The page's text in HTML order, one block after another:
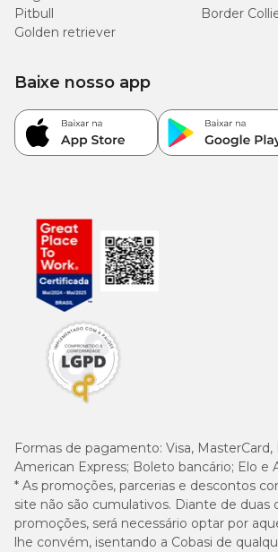
Pitbull
Border
Golden retriever
Formas de pagamento: Visa, MasterCard,
American Express; Boleto bancário; Elo e
* As promoções, parcerias e descontos
site não são cumulativos. Diante de duas
promoções, será necessário optar por
lhe convém, isentando a Cobasi de
Baixe nosso app